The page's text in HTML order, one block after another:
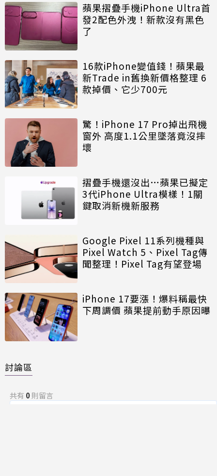
蘋果摺疊手機iPhone Ultra首
發2配色外洩！新款沒有黑色
了
16款iPhone變值錢！蘋果最
新Trade in舊換新價格整理 6
款掉價、它少700元
驚！iPhone 17 Pro掉出飛機
窗外 高度1.1公里墜落竟沒摔
壞
摺疊手機還沒出…蘋果已擬定
3代iPhone Ultra模樣！1關
鍵取消新機新服務
Google Pixel 11系列機種與
Pixel Watch 5、Pixel Tag傳
聞整理！Pixel Tag有望登場
iPhone 17要漲！爆料稱最快
下周調價 蘋果提前動手原因曝
討論區
共有 0則留言